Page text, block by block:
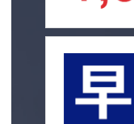
１、依頼主は、当社が指
車 両を引き取るまでに、
トテー プ・CD・DVD、
ーナビゲー ションシステ
7.地震、津波、大水、高
等、同盟罷業、法令また
8.引取時及び納車時立会
は過失による損 害
9.本件車両の性質による
個人情報保護マネジメン
本方針は、全ての従業者
な措置を取るものとします
2.プライバシーポリシー
2-1.ブラウザに発行する